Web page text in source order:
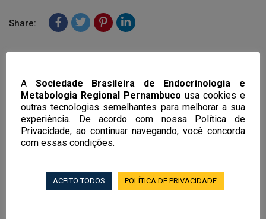
Share:
Testosterona oral: livre de
riscos?
Next Post
08.09.2021
A Sociedade Brasileira de Endocrinologia e
Metabologia Regional Pernambuco usa cookies e
outras tecnologias semelhantes para melhorar a sua
experiência. De acordo com nossa Política de
Privacidade, ao continuar navegando, você concorda
com essas condições.
ACEITO TODOS POLÍTICA DE PRIVACIDADE